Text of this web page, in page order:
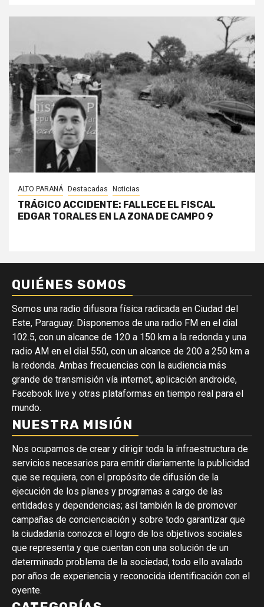
ALTO PARANÁ Destacadas Noticias
TRÁGICO ACCIDENTE: FALLECE EL FISCAL
EDGAR TORALES EN LA ZONA DE CAMPO 9
QUIÉNES SOMOS
Somos una radio difusora física radicada en Ciudad del
Este, Paraguay. Disponemos de una radio FM en el dial
102.5, con un alcance de 120 a 150 km a la redonda y una
radio AM en el dial 550, con un alcance de 200 a 250 km a
la redonda. Ambas frecuencias con la audiencia más
grande de transmisión vía internet, aplicación androide,
Facebook live y otras plataformas en tiempo real para el
mundo.
NUESTRA MISIÓN
Nos ocupamos de crear y dirigir toda la infraestructura de
servicios necesarios para emitir diariamente la publicidad
que se requiera, con el propósito de difusión de la
ejecución de los planes y programas a cargo de las
entidades y dependencias; así también la de promover
campañas de concienciación y sobre todo garantizar que
la ciudadanía conozca el logro de los objetivos sociales
que representa y que cuentan con una solución de un
determinado problema de la sociedad, todo ello avalado
por años de experiencia y reconocida identificación con el
oyente.